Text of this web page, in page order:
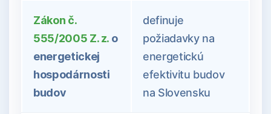
Zákon č.
555/2005 Z. z. o
energetickej
hospodárnosti
budov
definuje
požiadavky na
energetickú
efektivitu budov
na Slovensku